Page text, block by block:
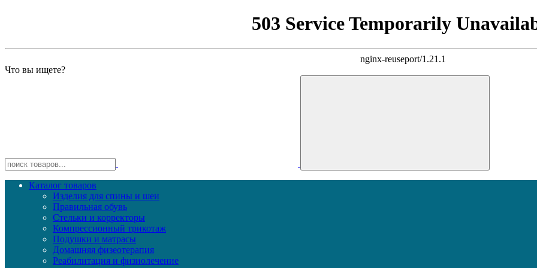
503 Service Temporarily
nginx-reuseport/1.21.1
Что вы ищете?
Каталог товаров
Изделия для спины и шеи
Правильная обувь
Стельки и корректоры
Компрессионный трикотаж
Подушки и матрасы
Домашняя физеотерапия
Реабилитация и физиолечение